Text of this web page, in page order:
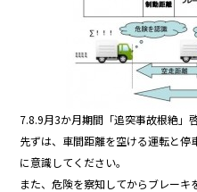
先ずは、車間距離を空ける運転と停
に意識してください。
また、危険を察知してからブレー